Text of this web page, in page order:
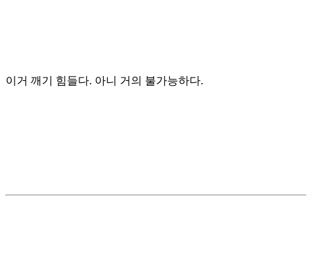
이거 깨기 힘들다. 아니 거의 불가능하다.